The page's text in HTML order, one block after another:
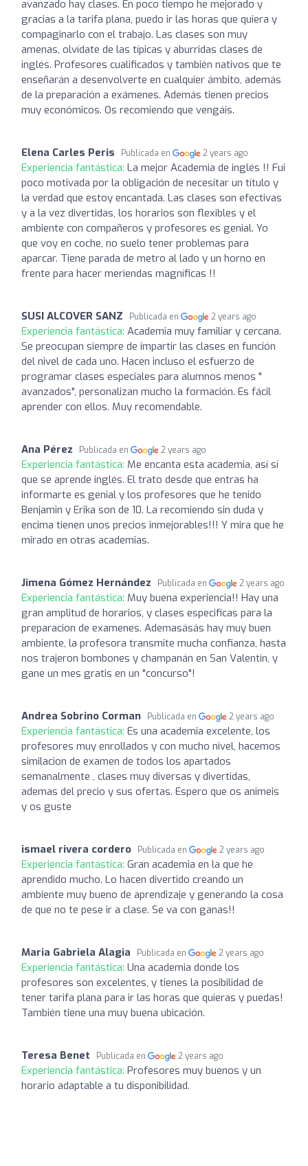
avanzado hay clases. En poco tiempo he mejorado y
gracias a la tarifa plana, puedo ir las horas que quiera y
compaginarlo con el trabajo. Las clases son muy
amenas, olvídate de las típicas y aburridas clases de
inglés. Profesores cualificados y también nativos que te
enseñarán a desenvolverte en cualquier ámbito, además
de la preparación a exámenes. Además tienen precios
muy económicos. Os recomiendo que vengáis.
Elena Carles Peris Publicada en 2 years ago
Experiencia fantástica: La mejor Academia de inglés !! Fui
poco motivada por la obligación de necesitar un título y
la verdad que estoy encantada. Las clases son efectivas
y a la vez divertidas, los horarios son flexibles y el
ambiente con compañeros y profesores es genial. Yo
que voy en coche, no suelo tener problemas para
aparcar. Tiene parada de metro al lado y un horno en
frente para hacer meriendas magníficas !!
SUSI ALCOVER SANZ Publicada en 2 years ago
Experiencia fantástica: Academia muy familiar y cercana.
Se preocupan siempre de impartir las clases en función
del nivel de cada uno. Hacen incluso el esfuerzo de
programar clases especiales para alumnos menos "
avanzados", personalizan mucho la formación. Es fácil
aprender con ellos. Muy recomendable.
Ana Pérez Publicada en 2 years ago
Experiencia fantástica: Me encanta esta academia, así sí
que se aprende inglés. El trato desde que entras ha
informarte es genial y los profesores que he tenido
Benjamin y Erika son de 10. La recomiendo sin duda y
encima tienen unos precios inmejorables!!! Y mira que he
mirado en otras academias.
Jimena Gómez Hernández Publicada en 2 years ago
Experiencia fantástica: Muy buena experiencia!! Hay una
gran amplitud de horarios, y clases especificas para la
preparacion de examenes. Ademasásás hay muy buen
ambiente, la profesora transmite mucha confianza, hasta
nos trajeron bombones y champanán en San Valentin, y
gane un mes gratis en un "concurso"!
Andrea Sobrino Corman Publicada en 2 years ago
Experiencia fantástica: Es una academia excelente, los
profesores muy enrollados y con mucho nivel, hacemos
similacion de examen de todos los apartados
semanalmente , clases muy diversas y divertidas,
ademas del precio y sus ofertas. Espero que os animeis
y os guste
ismael rivera cordero Publicada en 2 years ago
Experiencia fantástica: Gran academia en la que he
aprendido mucho. Lo hacen divertido creando un
ambiente muy bueno de aprendizaje y generando la cosa
de que no te pese ir a clase. Se va con ganas!!
Maria Gabriela Alagia Publicada en 2 years ago
Experiencia fantástica: Una academia donde los
profesores son excelentes, y tienes la posibilidad de
tener tarifa plana para ir las horas que quieras y puedas!
También tiene una muy buena ubicación.
Teresa Benet Publicada en 2 years ago
Experiencia fantástica: Profesores muy buenos y un
horario adaptable a tu disponibilidad.